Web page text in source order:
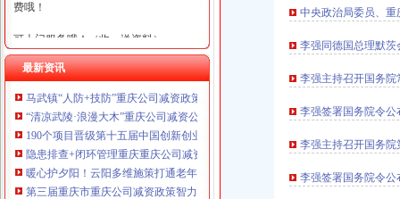
费哦！
可上门服务哦！（收、送资料）
可加急服务哦！（最快可1工作日）
可代理开银行账户！（我们有长期合作
的银行，可免银行年费用）
咨询热线：023-63653351/63653355、13
320337068、13368080804，一通电话，
优惠多多！
最新资讯
马武镇“人防+技防”重庆公司减资政策齐发力守住汛期安全底线
“清凉武陵·浪漫大木”重庆公司减资公告杯中老年气排球邀请赛圆满落幕
190个项目晋级第十五届中国创新创业大赛重庆赛区复赛、重庆公司减资政策决
隐患排查+闭环管理重庆重庆公司减资代办全力筑牢3075座水库防汛安全堤
暖心护夕阳！云阳多维施策打通老年助餐服务连心路
第三届重庆市重庆公司减资政策智力运动会闭幕涪陵区代表队获佳绩
中央政治局委员、
李强同德国总理默茨
李强主持召开国务
李强签署国务院令
李强主持召开国务院
李强签署国务院令